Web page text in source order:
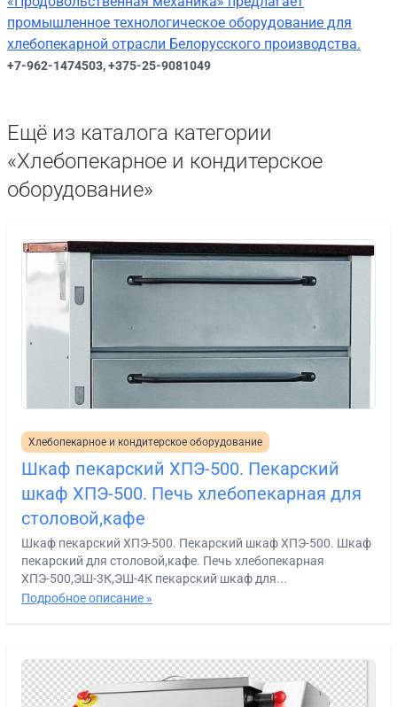
промышленное технологическое оборудование для
хлебопекарной отрасли Белорусского производства.
+7-962-1474503, +375-25-9081049
Ещё из каталога категории
«Хлебопекарное и кондитерское
оборудование»
Хлебопекарное и кондитерское оборудование
Шкаф пекарский ХПЭ-500. Пекарский
шкаф ХПЭ-500. Печь хлебопекарная для
столовой,кафе
Шкаф пекарский ХПЭ-500. Пекарский шкаф ХПЭ-500. Шкаф
пекарский для столовой,кафе. Печь хлебопекарная
ХПЭ-500,ЭШ-3К,ЭШ-4К пекарский шкаф для...
Подробное описание »